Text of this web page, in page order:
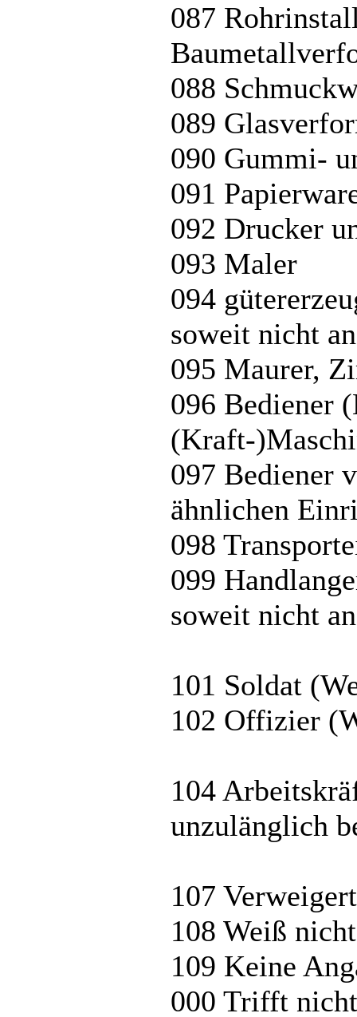
087
088
089
090 Gummi-
091
092 Drucker
093 Maler
094
soweit nicht
095 Maurer,
096 Bediener
(Kraft-
097 Bediener
ähnlichen
098
099
soweit nicht
101 Soldat
102 Offizier
104
unzulänglich
107 Verweigert
108 Weiß nicht
109 Keine
000 Trifft